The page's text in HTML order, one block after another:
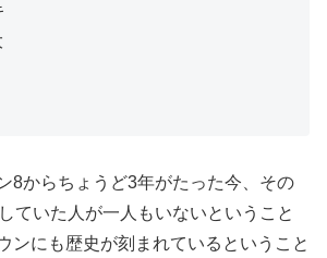
8からちょうど3年がたった今、その
ていた人が一人もいないということ
ンにも歴史が刻まれているということ